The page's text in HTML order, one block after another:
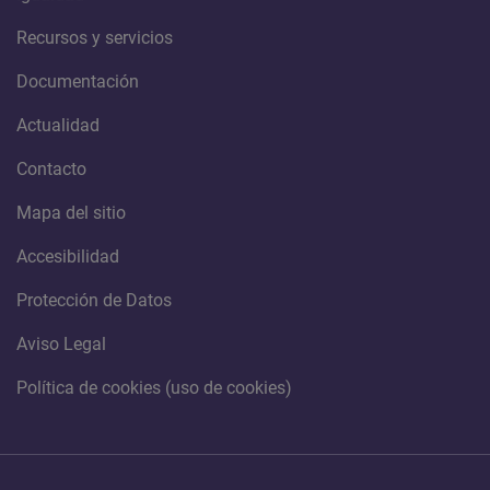
Recursos y servicios
Documentación
Actualidad
Contacto
Mapa del sitio
Accesibilidad
Protección de Datos
Aviso Legal
Política de cookies (uso de cookies)